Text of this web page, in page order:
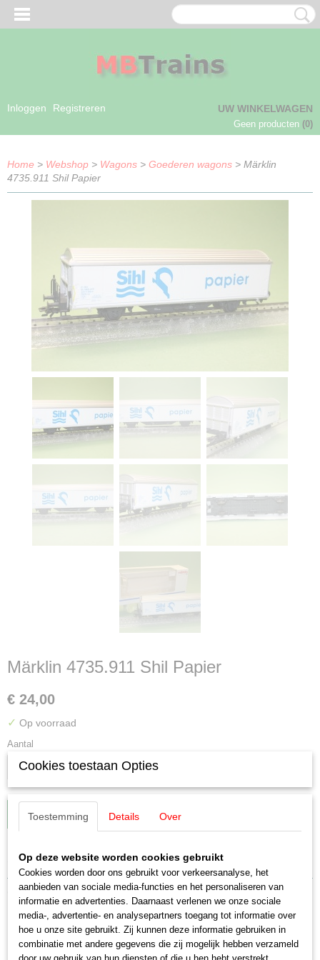
Inloggen Registreren UW WINKELWAGEN
Geen producten (0)
Home > Webshop > Wagons > Goederen wagons > Märklin
4735.911 Shil Papier
Märklin 4735.911 Shil Papier
€ 24,00
✓ Op voorraad
Aantal
IN WINKELWAGEN
Specificaties
Productcode leverancier
4735
Schaal
H0 (1:87)
Staat
Omschrijving
Märklin 4735.911 Shil Papier
De Märklin 4735.911 (koll's ref.97709) is een schuifwand wagon van het
Cookies toestaan Opties
Toestemming Details Over
Op deze website worden cookies gebruikt
Cookies worden door ons gebruikt voor verkeersanalyse, het
aanbieden van sociale media-functies en het personaliseren van
informatie en advertenties. Daarnaast verlenen we onze sociale
media-, advertentie- en analysepartners toegang tot informatie over
hoe u onze site gebruikt. Zij kunnen deze informatie gebruiken in
combinatie met andere gegevens die zij mogelijk hebben verzameld